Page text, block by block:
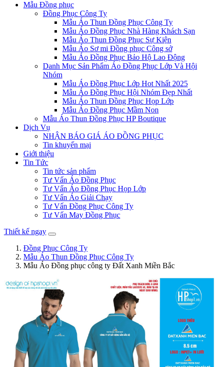
Mẫu Đồng phục
Đồng Phục Công Ty
Mẫu Áo Thun Đồng Phục Công Ty
Mẫu Áo Đồng Phục Nhà Hàng Khách Sạn
Mẫu Áo Thun Đồng Phục Sự Kiện
Mẫu Áo Sơ mi Đồng phục Công sở
Mẫu Áo Đồng Phục Bảo Hộ Lao Động
Danh Mục Sản Phẩm Áo Đồng Phục Lớp Và Hội
Nhóm
Mẫu Áo Đồng Phục Lớp Hot Nhất 2025
Mẫu Áo Đồng Phục Hội Nhóm Đẹp Nhất
Mẫu Áo Thun Đồng Phục Họp Lớp
Mẫu Áo Đồng Phục Mầm Non
Mẫu Áo Thun Đồng Phục HP Boutique
Dịch Vụ
NHẬN BÁO GIÁ ÁO ĐỒNG PHỤC
Tin khuyến mại
Giới thiệu
Tin Tức
Tin tức sản phẩm
Tư Vấn Áo Đồng Phục
Tư Vấn Áo Đồng Phục Họp Lớp
Tư Vấn Áo Giải Chạy
Tư Vấn Đồng Phục Công Ty
Tư Vấn May Đồng Phục
Thiết kế ngay
Đồng Phục Công Ty
Mẫu Áo Thun Đồng Phục Công Ty
Mẫu Áo Đồng phục công ty Đất Xanh Miền Bắc